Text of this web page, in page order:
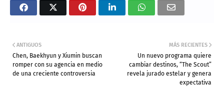
MÁS RECIENTES
Un nuevo programa quiere
cambiar destinos, “The Scout”
revela jurado estelar y genera
expectativa
ANTIGUOS
Chen, Baekhyun y Xiumin buscan
romper con su agencia en medio
de una creciente controversia